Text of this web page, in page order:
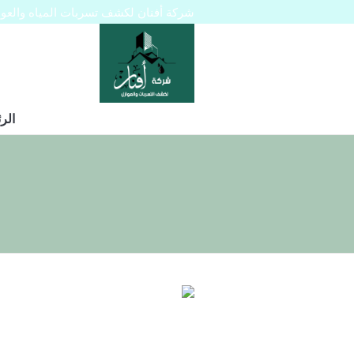
شركة أفنان لكشف تسربات المياه والعوازل